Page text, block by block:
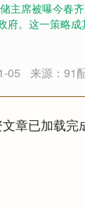
主席被曝今春
府。这一策略
05 来源：91
章已加载完